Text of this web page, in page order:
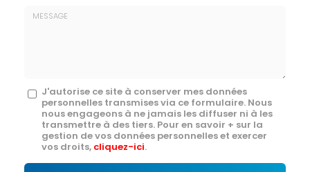
Message
J'autorise ce site à conserver mes données
personnelles transmises via ce formulaire. Nous
nous engageons à ne jamais les diffuser ni à les
transmettre à des tiers. Pour en savoir + sur la
gestion de vos données personnelles et exercer
vos droits, cliquez-ici.
Acceptation